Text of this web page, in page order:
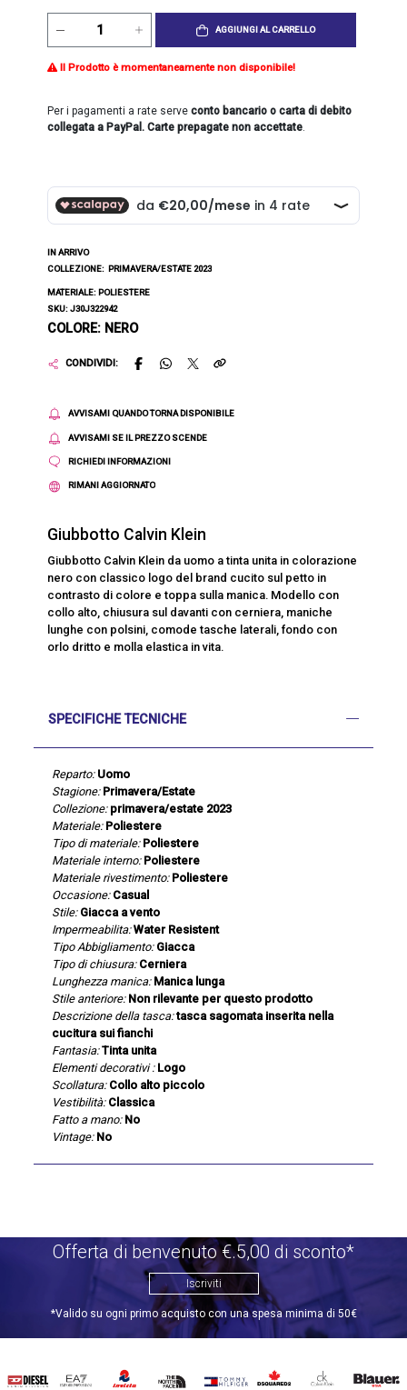
AGGIUNGI AL CARRELLO
Il Prodotto è momentaneamente non disponibile!
Per i pagamenti a rate serveconto bancario o carta di debito
collegata a PayPal. Carte prepagate non accettate.
IN ARRIVO
COLLEZIONE: PRIMAVERA/ESTATE 2023
MATERIALE: POLIESTERE
SKU: J30J322942
COLORE: NERO
CONDIVIDI:
AVVISAMI QUANDO TORNA DISPONIBILE
AVVISAMI SE IL PREZZO SCENDE
RICHIEDI INFORMAZIONI
RIMANI AGGIORNATO
Giubbotto Calvin Klein
Giubbotto Calvin Klein da uomo a tinta unita in colorazione
nero con classico logo del brand cucito sul petto in
contrasto di colore e toppa sulla manica. Modello con
collo alto, chiusura sul davanti con cerniera, maniche
lunghe con polsini, comode tasche laterali, fondo con
orlo dritto e molla elastica in vita.
SPECIFICHE TECNICHE
Reparto: Uomo
Stagione: Primavera/Estate
Collezione: primavera/estate 2023
Materiale: Poliestere
Tipo di materiale: Poliestere
Materiale interno: Poliestere
Materiale rivestimento: Poliestere
Occasione: Casual
Stile: Giacca a vento
Impermeabilita: Water Resistent
Tipo Abbigliamento: Giacca
Tipo di chiusura: Cerniera
Lunghezza manica: Manica lunga
Stile anteriore: Non rilevante per questo prodotto
Descrizione della tasca: tasca sagomata inserita nella
cucitura sui fianchi
Fantasia: Tinta unita
Elementi decorativi : Logo
Scollatura: Collo alto piccolo
Vestibilità: Classica
Fatto a mano: No
Vintage: No
Offerta di benvenuto €.5,00 di sconto*
Iscriviti
*Valido su ogni primo acquisto con una spesa minima di 50€
DIESEL EA7 INVICTATHE
TOMMY
DSQUARED2
CALVIN BLAUER